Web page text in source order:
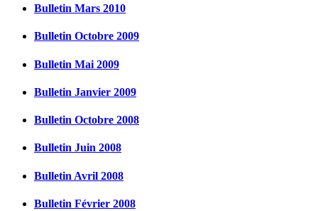
Bulletin Mars 2010
Bulletin Octobre 2009
Bulletin Mai 2009
Bulletin Janvier 2009
Bulletin Octobre 2008
Bulletin Juin 2008
Bulletin Avril 2008
Bulletin Février 2008